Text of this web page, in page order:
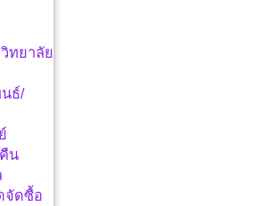
ทยาลัย
ธ์/
น
จัดซื้อ